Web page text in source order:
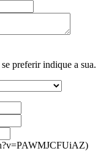
preferir indique a sua.